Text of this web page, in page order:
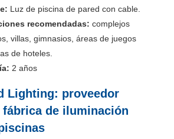
Luz de piscina de pared con cable.
recomendadas: complejos
villas, gimnasios, áreas de juegos
de hoteles.
2 años
Lighting: proveedor
de iluminación